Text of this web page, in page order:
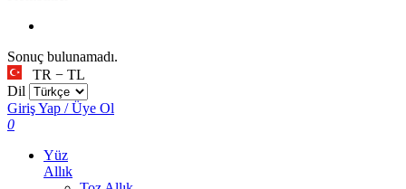
Sonuç bulunamadı.
TR − TL
Dil
Giriş Yap / Üye Ol
0
Yüz
Allık